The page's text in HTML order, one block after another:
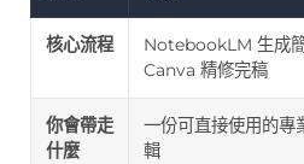
核心流程
NotebookLM 生成
Canva 精修完稿
你會帶走
什麼
一份可直接使用的專
輯